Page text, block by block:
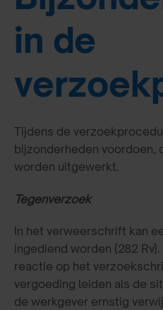
in de
Tijdens de
bijzonderheden voordoen,
worden uitgewerkt.
Tegenverzoek
In het verweerschrift kan
ingediend worden (282
reactie op het
vergoeding leiden als de
de werkgever ernstig